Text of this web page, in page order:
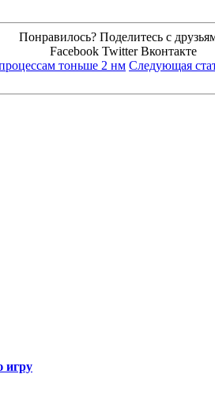
Понравилось? Поделитесь с
Facebook Twitter Вконтакте
тоньше 2 нм Следующая
игру